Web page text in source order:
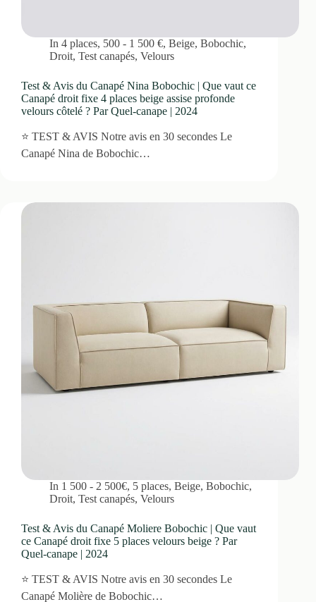
In 4 places, 500 - 1 500 €,Beige,Bobochic,
Droit, Test canapés, Velours
Test & Avis du Canapé Nina Bobochic | Que vaut ce
Canapé droit fixe 4 places beige assise profonde
velours côtelé ? Par Quel-canape | 2024
⭐ TEST & AVIS Notre avis en 30 secondes Le
Canapé Nina de Bobochic…
In 1 500 - 2 500€, 5 places,Beige,Bobochic,
Droit, Test canapés, Velours
Test & Avis du Canapé Moliere Bobochic | Que vaut
ce Canapé droit fixe 5 places velours beige ? Par
Quel-canape | 2024
⭐ TEST & AVIS Notre avis en 30 secondes Le
Canapé Molière de Bobochic…